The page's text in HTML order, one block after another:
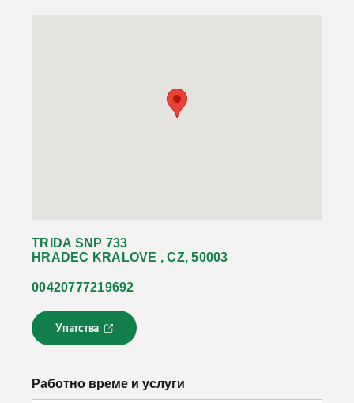
TRIDA SNP 733
HRADEC KRALOVE , CZ, 50003
00420777219692
Упатства
Л
и
к
Работно време и услуги